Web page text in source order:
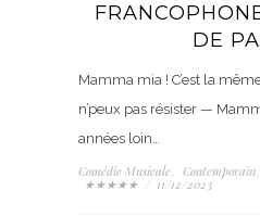
DE
Mamma mia ! C’est la
n’peux pas résister —
années loin…
Comédie Musicale, Contemporain,
★★★★★ / 11/12/2023